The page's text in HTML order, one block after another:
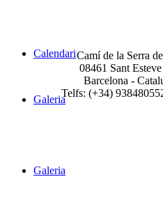
Galeria
Calendari
Galeria
Camí de la Serra
08461 Sant
Barcelona -
Telfs: (+34)